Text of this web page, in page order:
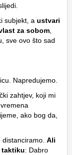
subjekt, a ustvari
za sobom
sve ovo što sad
Napredujemo.
zahtjev, koji mi
ako bog da,
Ali
taktiku: Dabro